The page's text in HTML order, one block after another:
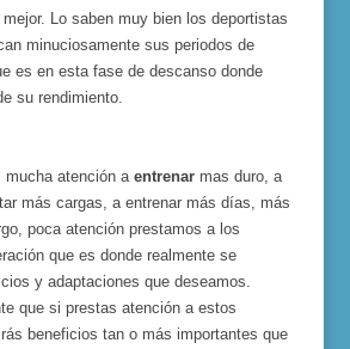
Lo saben muy bien los deportistas
minuciosamente sus periodos de
es en esta fase de descanso donde
su rendimiento.
mucha atención a entrenar mas duro, a
más cargas, a entrenar más días, más
poca atención prestamos a los
que es donde realmente se
y adaptaciones que deseamos.
que si prestas atención a estos
beneficios tan o más importantes que